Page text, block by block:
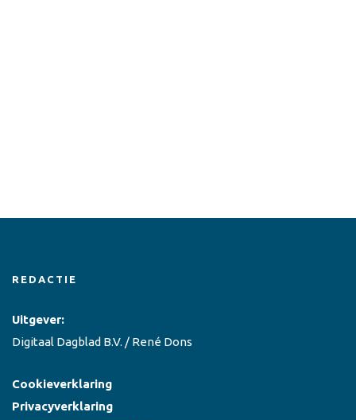
REDACTIE
Uitgever:
Digitaal Dagblad B.V. / René Dons
Cookieverklaring
Privacyverklaring